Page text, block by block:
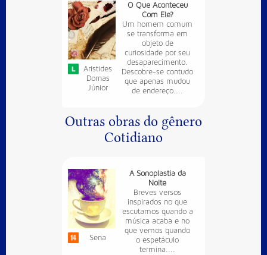
Aristides
Dornas
Júnior
O Que Aconteceu
Com Ele?
Um homem comum
se transforma em
objeto de
curiosidade por seu
desaparecimento.
Descobre-se contudo
que apenas mudou
de endereço....
Outras obras do gênero
Cotidiano
Sena
A Sonoplastia da
Noite
Breves versos
inspirados no que
escutamos quando a
música acaba e no
que vemos quando
o espetáculo
termina....